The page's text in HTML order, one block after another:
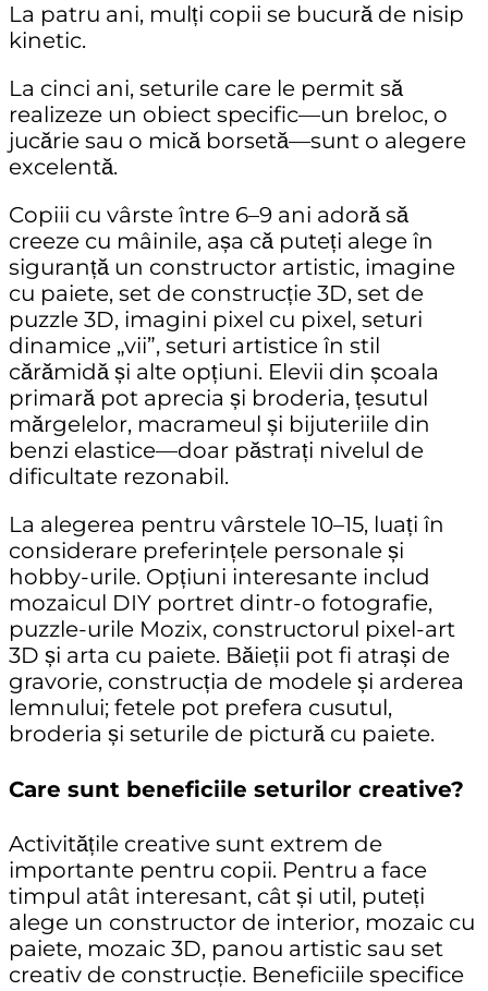
La patru ani, mulți copii se bucură de nisip
kinetic.
La cinci ani, seturile care le permit să
realizeze un obiect specific—un breloc, o
jucărie sau o mică borsetă—sunt o alegere
excelentă.
Copiii cu vârste între 6–9 ani adoră să
creeze cu mâinile, așa că puteți alege în
siguranță un constructor artistic, imagine
cu paiete, set de construcție 3D, set de
puzzle 3D, imagini pixel cu pixel, seturi
dinamice „vii”, seturi artistice în stil
cărămidăși alte opțiuni. Elevii din școala
primară pot aprecia și broderia, țesutul
mărgelelor, macrameul și bijuteriile din
benzi elastice—doar păstrați nivelul de
dificultate rezonabil.
La alegerea pentru vârstele 10–15, luați în
considerare preferințele personale și
hobby-urile. Opțiuni interesante includ
mozaicul DIY portret dintr-o fotografie,
puzzle-urile Mozix, constructorul pixel-art
3D și arta cu paiete. Băieții pot fi atrași de
gravorie, construcția de modele și arderea
lemnului; fetele pot prefera cusutul,
broderia și seturile de pictură cu paiete.
Care sunt beneficiile seturilor creative?
Activitățile creative sunt extrem de
importante pentru copii. Pentru a face
timpul atât interesant, cât și util, puteți
alege un constructor de interior, mozaic cu
paiete, mozaic 3D, panou artistic sau set
creativ de construcție. Beneficiile specifice